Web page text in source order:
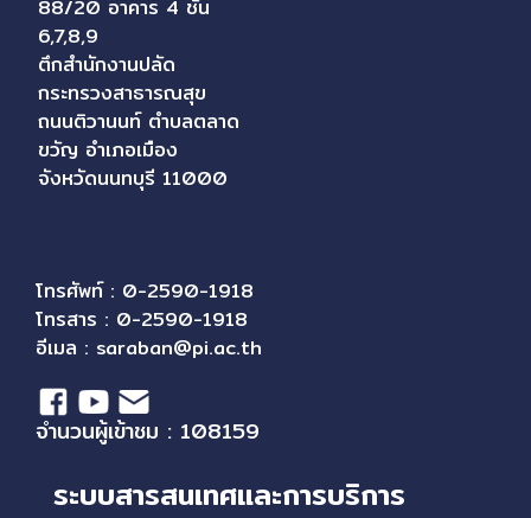
88/20 อาคาร 4 ชั้น
6,7,8,9
ตึกสำนักงานปลัด
กระทรวงสาธารณสุข
ถนนติวานนท์ ตำบลตลาด
ขวัญ อำเภอเมือง
จังหวัดนนทบุรี 11000
โทรศัพท์ : 0-2590-1918
โทรสาร : 0-2590-1918
อีเมล : saraban@pi.ac.th
จำนวนผู้เข้าชม : 108159
ระบบสารสนเทศและการบริการ